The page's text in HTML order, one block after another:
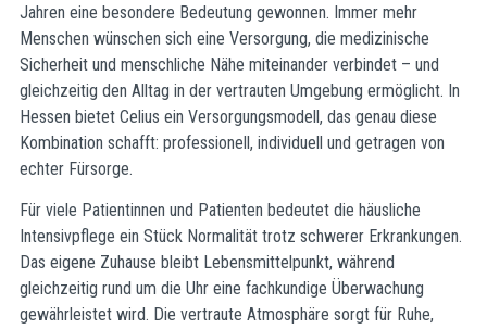
Jahren eine besondere Bedeutung gewonnen. Immer mehr
Menschen wünschen sich eine Versorgung, die medizinische
Sicherheit und menschliche Nähe miteinander verbindet – und
gleichzeitig den Alltag in der vertrauten Umgebung ermöglicht. In
Hessen bietet Celius ein Versorgungsmodell, das genau diese
Kombination schafft: professionell, individuell und getragen von
echter Fürsorge.
Für viele Patientinnen und Patienten bedeutet die häusliche
Intensivpflege ein Stück Normalität trotz schwerer Erkrankungen.
Das eigene Zuhause bleibt Lebensmittelpunkt, während
gleichzeitig rund um die Uhr eine fachkundige Überwachung
gewährleistet wird. Die vertraute Atmosphäre sorgt für Ruhe,